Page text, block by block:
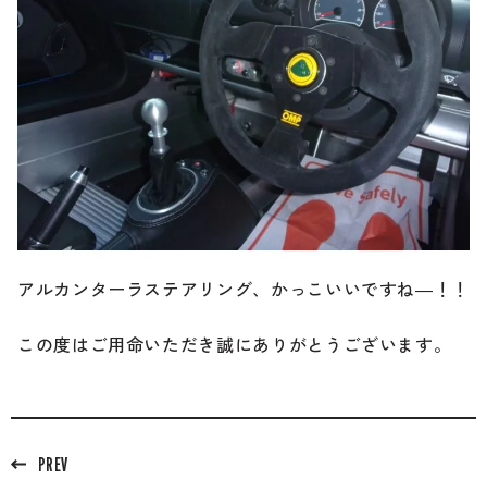
アルカンターラステアリング、かっこいいですね―！！
この度はご用命いただき誠にありがとうございます。
PREV